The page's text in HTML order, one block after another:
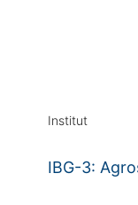
Institut
IBG-3: